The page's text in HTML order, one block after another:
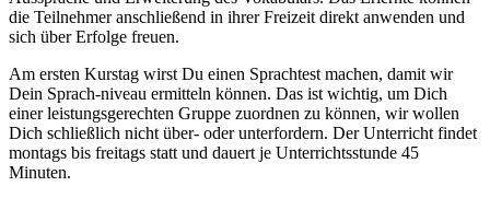
die Teilnehmer anschließend in ihrer Freizeit direkt anwenden und
sich über Erfolge freuen.
Am ersten Kurstag wirst Du einen Sprachtest machen, damit wir
Dein Sprach-niveau ermitteln können. Das ist wichtig, um Dich
einer leistungsgerechten Gruppe zuordnen zu können, wir wollen
Dich schließlich nicht über- oder unterfordern. Der Unterricht findet
montags bis freitags statt und dauert je Unterrichtsstunde 45
Minuten.